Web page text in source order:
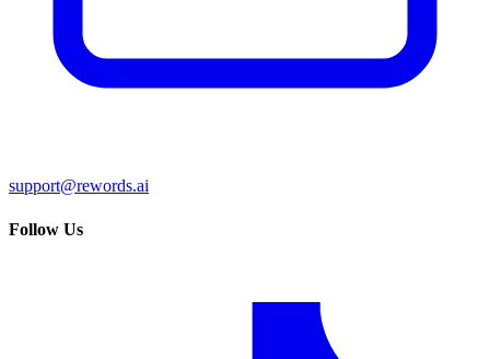
support@rewords.ai
Follow Us